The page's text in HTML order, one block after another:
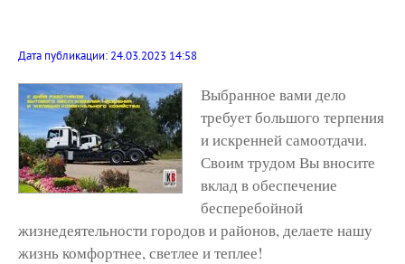
Дата публикации: 24.03.2023 14:58
Выбранное вами дело
требует большого терпения
и искренней самоотдачи.
Своим трудом Вы вносите
вклад в обеспечение
бесперебойной
жизнедеятельности городов и районов, делаете нашу
жизнь комфортнее, светлее и теплее!